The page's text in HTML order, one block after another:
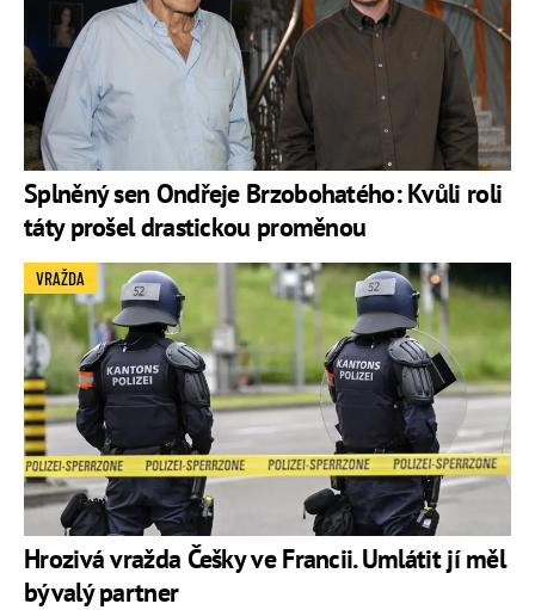
Splněný sen Ondřeje Brzobohatého: Kvůli roli
táty prošel drastickou proměnou
Hrozivá vražda Češky ve Francii. Umlátit jí měl
bývalý partner
VRAŽDA